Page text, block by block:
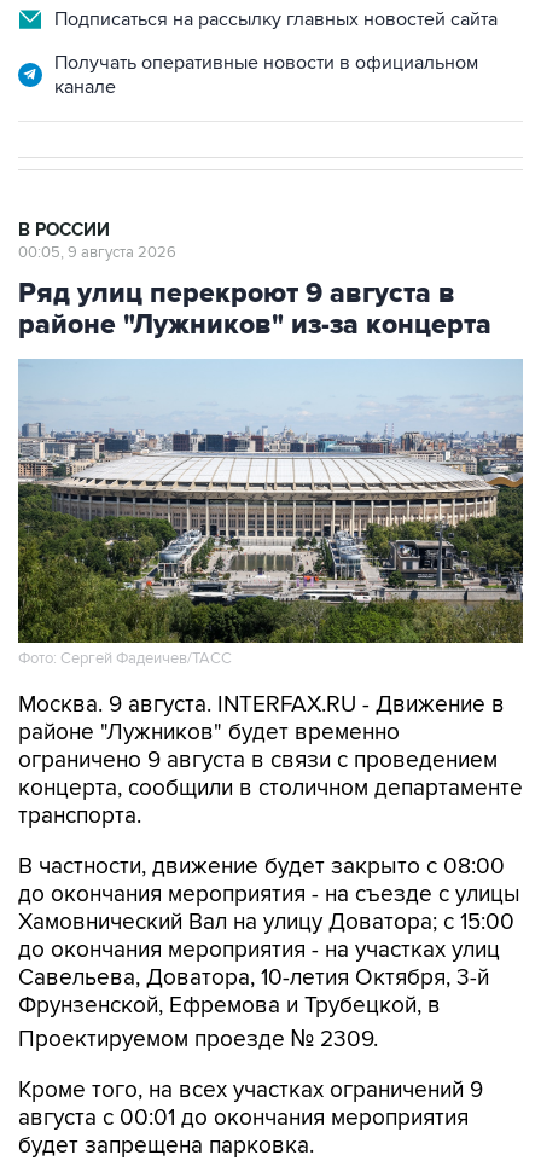
Подписаться на рассылку главных новостей сайта
Получать оперативные новости в официальном
канале
В РОССИИ
00:05, 9 августа 2026
Ряд улиц перекроют 9 августа в
районе "Лужников" из-за концерта
Фото: Сергей Фадеичев/ТАСС
Москва. 9 августа. INTERFAX.RU - Движение в
районе "Лужников" будет временно
ограничено 9 августа в связи с проведением
концерта, сообщили в столичном департаменте
транспорта.
В частности, движение будет закрыто с 08:00
до окончания мероприятия - на съезде с улицы
Хамовнический Вал на улицу Доватора; с 15:00
до окончания мероприятия - на участках улиц
Савельева, Доватора, 10-летия Октября, 3-й
Фрунзенской, Ефремова и Трубецкой, в
Проектируемом проезде № 2309.
Кроме того, на всех участках ограничений 9
августа с 00:01 до окончания мероприятия
будет запрещена парковка.